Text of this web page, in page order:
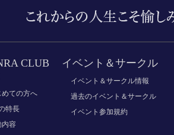
CLUB
めての方へ
特長
内容
イベント＆サークル
イベント＆サークル情報
過去のイベント＆サークル
イベント参加規約